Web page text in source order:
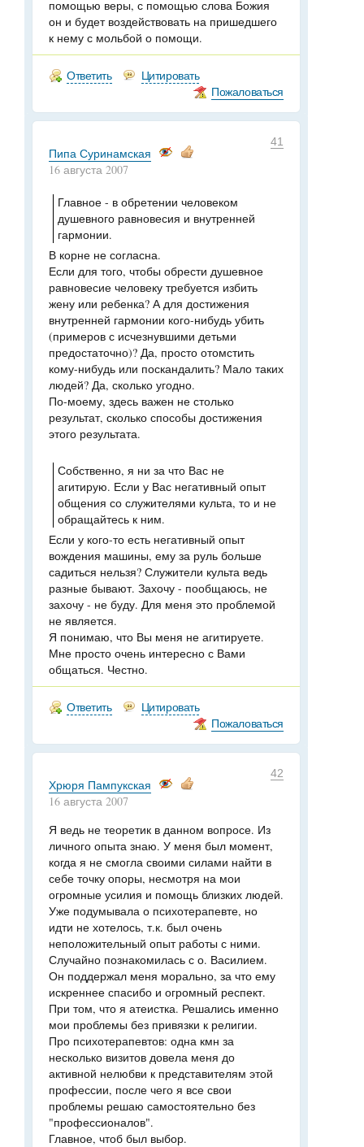
помощью веры, с помощью слова Божия
он и будет воздействовать на пришедшего
к нему с мольбой о помощи.
Ответить
Цитировать
Пожаловаться
41
Пипа Суринамская
16 августа 2007
Главное - в обретении человеком
душевного равновесия и внутренней
гармонии.
В корне не согласна.
Если для того, чтобы обрести душевное
равновесие человеку требуется избить
жену или ребенка? А для достижения
внутренней гармонии кого-нибудь убить
(примеров с исчезнувшими детьми
предостаточно)? Да, просто отомстить
кому-нибудь или поскандалить? Мало таких
людей? Да, сколько угодно.
По-моему, здесь важен не столько
результат, сколько способы достижения
этого результата.
Собственно, я ни за что Вас не
агитирую. Если у Вас негативный опыт
общения со служителями культа, то и не
обращайтесь к ним.
Если у кого-то есть негативный опыт
вождения машины, ему за руль больше
садиться нельзя? Служители культа ведь
разные бывают. Захочу - пообщаюсь, не
захочу - не буду. Для меня это проблемой
не является.
Я понимаю, что Вы меня не агитируете.
Мне просто очень интересно с Вами
общаться. Честно.
Ответить
Цитировать
Пожаловаться
42
Хрюря Пампукская
16 августа 2007
Я ведь не теоретик в данном вопросе. Из
личного опыта знаю. У меня был момент,
когда я не смогла своими силами найти в
себе точку опоры, несмотря на мои
огромные усилия и помощь близких людей.
Уже подумывала о психотерапевте, но
идти не хотелось, т.к. был очень
неположительный опыт работы с ними.
Случайно познакомилась с о. Василием.
Он поддержал меня морально, за что ему
искреннее спасибо и огромный респект.
При том, что я атеистка. Решались именно
мои проблемы без привязки к религии.
Про психотерапевтов: одна кмн за
несколько визитов довела меня до
активной нелюбви к представителям этой
профессии, после чего я все свои
проблемы решаю самостоятельно без
"профессионалов".
Главное, чтоб был выбор.